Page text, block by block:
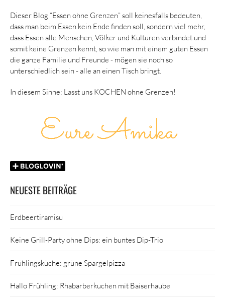
Dieser Blog “Essen ohne Grenzen” soll keinesfalls bedeuten,
dass man beim Essen kein Ende finden soll, sondern viel mehr,
dass Essen alle Menschen, Völker und Kulturen verbindet und
somit keine Grenzen kennt, so wie man mit einem guten Essen
die ganze Familie und Freunde - mögen sie noch so
unterschiedlich sein - alle an einen Tisch bringt.
In diesem Sinne: Lasst uns KOCHEN ohne Grenzen!
NEUESTE BEITRÄGE
Erdbeertiramisu
Keine Grill-Party ohne Dips: ein buntes Dip-Trio
Frühlingsküche: grüne Spargelpizza
Hallo Frühling: Rhabarberkuchen mit Baiserhaube